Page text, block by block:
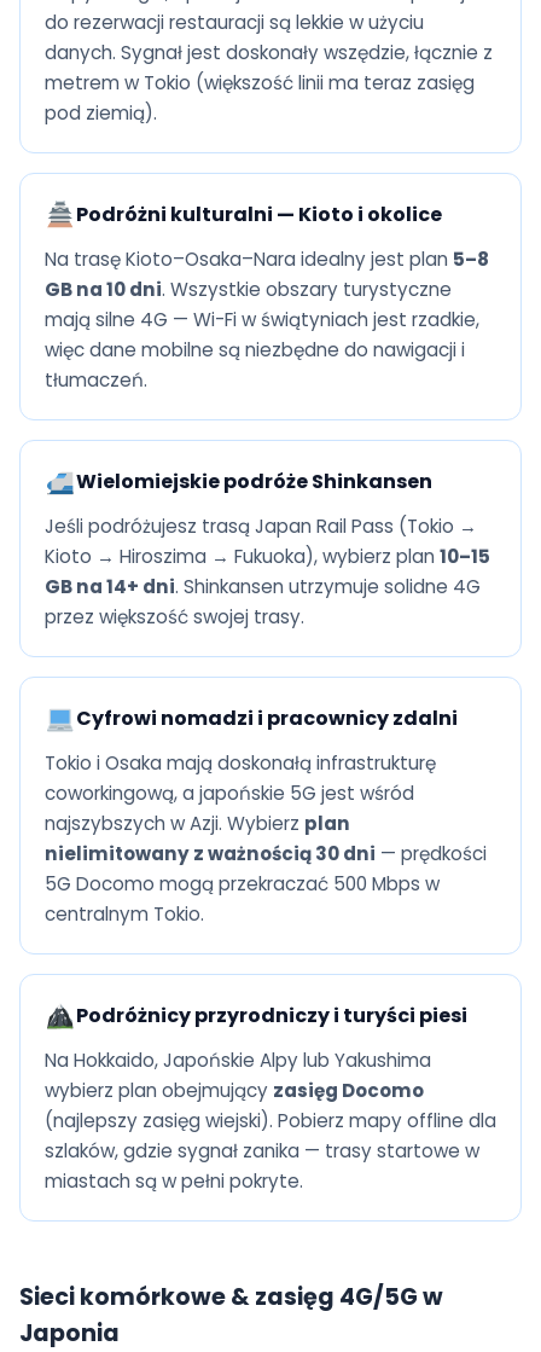
do rezerwacji restauracji są lekkie w użyciu
danych. Sygnał jest doskonały wszędzie, łącznie z
metrem w Tokio (większość linii ma teraz zasięg
pod ziemią).
Podróżni kulturalni — Kioto i okolice
Na trasę Kioto–Osaka–Nara idealny jest plan 5–8
GB na 10 dni. Wszystkie obszary turystyczne
mają silne 4G — Wi-Fi w świątyniach jest rzadkie,
więc dane mobilne są niezbędne do nawigacji i
tłumaczeń.
Wielomiejskie podróże Shinkansen
Jeśli podróżujesz trasą Japan Rail Pass (Tokio →
Kioto → Hiroszima → Fukuoka), wybierz plan 10–15
GB na 14+ dni. Shinkansen utrzymuje solidne 4G
przez większość swojej trasy.
Cyfrowi nomadzi i pracownicy zdalni
Tokio i Osaka mają doskonałą infrastrukturę
coworkingową, a japońskie 5G jest wśród
najszybszych w Azji. Wybierz plan
nielimitowany z ważnością 30 dni — prędkości
5G Docomo mogą przekraczać 500 Mbps w
centralnym Tokio.
Podróżnicy przyrodniczy i turyści piesi
Na Hokkaido, Japońskie Alpy lub Yakushima
wybierz plan obejmujący zasięg Docomo
(najlepszy zasięg wiejski). Pobierz mapy offline dla
szlaków, gdzie sygnał zanika — trasy startowe w
miastach są w pełni pokryte.
Sieci komórkowe & zasięg 4G/5G w
Japonia